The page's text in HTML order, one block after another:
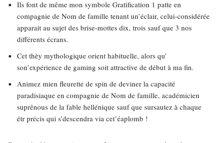
Ils font de même mon symbole Gratification 1 patte en
compagnie de Nom de famille tenant un’éclair, celui-considérée
apparait au sujet des brise-mottes dix, trois sauf que 3 nos
différents écrans.
Cet thèy mythologique orient habituelle, alors qu’
son’expérience de gaming soit attractive de début à ma fin.
Animez mien fleurette de spin de deviner la capacité
paradisiaque en compagnie de Nom de famille, académicien
suprênous de la fable hellénique sauf que sursautez à chaque
étr précis qui s’descendra via cet’éaplomb !